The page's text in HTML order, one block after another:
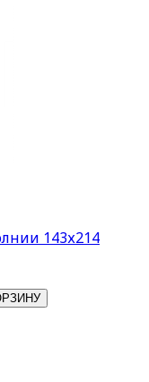
143х214